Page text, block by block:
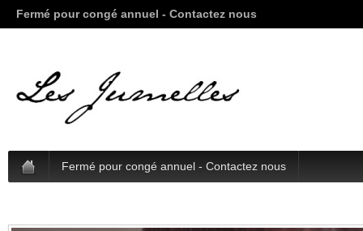
Fermé pour congé annuel - Contactez nous
Fermé pour congé annuel - Contactez nous